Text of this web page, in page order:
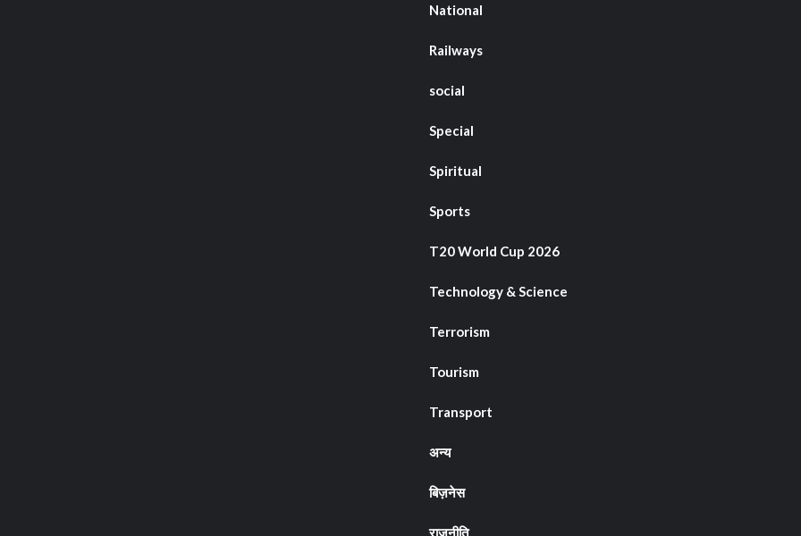
National
Railways
social
Special
Spiritual
Sports
T20 World Cup 2026
Technology & Science
Terrorism
Tourism
Transport
अन्य
बिज़नेस
राजनीति